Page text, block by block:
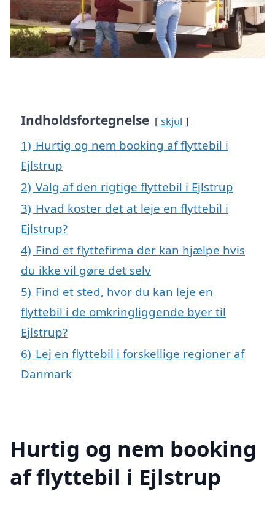
Indholdsfortegnelse skjul
1) Hurtig og nem booking af flyttebil i
Ejlstrup
2) Valg af den rigtige flyttebil i Ejlstrup
3) Hvad koster det at leje en flyttebil i
Ejlstrup?
4) Find et flyttefirma der kan hjælpe hvis
du ikke vil gøre det selv
5) Find et sted, hvor du kan leje en
flyttebil i de omkringliggende byer til
Ejlstrup?
6) Lej en flyttebil i forskellige regioner af
Danmark
Hurtig og nem booking
af flyttebil i Ejlstrup